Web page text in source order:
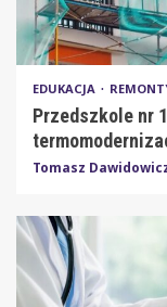
EDUKACJA
Przedszkole nr
Tomasz